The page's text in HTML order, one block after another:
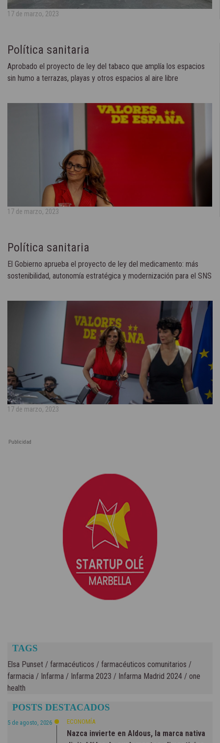
17 de marzo, 2023
Política sanitaria
Aprobado el proyecto de ley del tabaco que amplía los espacios
sin humo a terrazas, playas y otros espacios al aire libre
17 de marzo, 2023
Política sanitaria
El Gobierno aprueba el proyecto de ley del medicamento: más
sostenibilidad, autonomía estratégica y modernización para el SNS
17 de marzo, 2023
Publicidad
TAGS
Elsa Punset / farmacéuticos / farmacéuticos comunitarios /
farmacia / Infarma / Infarma 2023 / Infarma Madrid 2024 / one
health
POSTS DESTACADOS
5 de agosto, 2026 ECONOMÍA
Nazca invierte en Aldous, la marca nativa